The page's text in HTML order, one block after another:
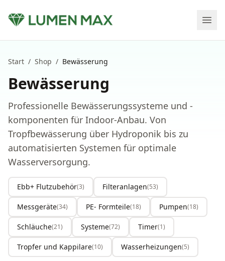
Start / Shop / Bewässerung
Bewässerung
Professionelle Bewässerungssysteme und -
komponenten für Indoor-Anbau. Von
Tropfbewässerung über Hydroponik bis zu
automatisierten Systemen für optimale
Wasserversorgung.
Ebb+ Flutzubehör(3) Filteranlagen(53)
Messgeräte(34) PE- Formteile(18) Pumpen(18)
Schläuche(21) Systeme(72) Timer(1)
Tropfer und Kappilare(10) Wasserheizungen(5)